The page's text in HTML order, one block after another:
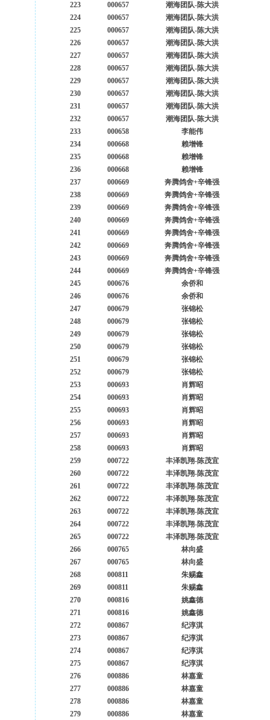
223
000657
潮海团队-陈大洪
224
000657
潮海团队-陈大洪
225
000657
潮海团队-陈大洪
226
000657
潮海团队-陈大洪
227
000657
潮海团队-陈大洪
228
000657
潮海团队-陈大洪
229
000657
潮海团队-陈大洪
230
000657
潮海团队-陈大洪
231
000657
潮海团队-陈大洪
232
000657
潮海团队-陈大洪
233
000658
李能伟
234
000668
赖增锋
235
000668
赖增锋
236
000668
赖增锋
237
000669
奔腾鸽舍+辛锋强
238
000669
奔腾鸽舍+辛锋强
239
000669
奔腾鸽舍+辛锋强
240
000669
奔腾鸽舍+辛锋强
241
000669
奔腾鸽舍+辛锋强
242
000669
奔腾鸽舍+辛锋强
243
000669
奔腾鸽舍+辛锋强
244
000669
奔腾鸽舍+辛锋强
245
000676
余侨和
246
000676
余侨和
247
000679
张锦松
248
000679
张锦松
249
000679
张锦松
250
000679
张锦松
251
000679
张锦松
252
000679
张锦松
253
000693
肖辉昭
254
000693
肖辉昭
255
000693
肖辉昭
256
000693
肖辉昭
257
000693
肖辉昭
258
000693
肖辉昭
259
000722
丰泽凯翔-陈茂宜
260
000722
丰泽凯翔-陈茂宜
261
000722
丰泽凯翔-陈茂宜
262
000722
丰泽凯翔-陈茂宜
263
000722
丰泽凯翔-陈茂宜
264
000722
丰泽凯翔-陈茂宜
265
000722
丰泽凯翔-陈茂宜
266
000765
林向盛
267
000765
林向盛
268
000811
朱赐鑫
269
000811
朱赐鑫
270
000816
姚鑫德
271
000816
姚鑫德
272
000867
纪淳淇
273
000867
纪淳淇
274
000867
纪淳淇
275
000867
纪淳淇
276
000886
林嘉童
277
000886
林嘉童
278
000886
林嘉童
279
000886 林嘉童